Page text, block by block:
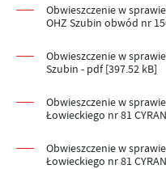
Obwieszczenie w
OHZ Szubin obwód nr
Obwieszczenie w
Szubin - pdf [397.52 kB]
Obwieszczenie w
Łowieckiego nr 81
Obwieszczenie w
Łowieckiego nr 81